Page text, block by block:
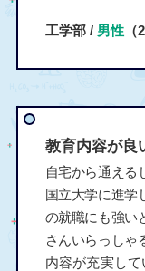
工学部 / 男性（
教育内容が良
自宅から通える
国立大学に進学
の就職にも強い
さんいらっしゃ
内容が充実し